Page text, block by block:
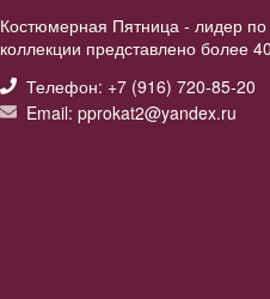
Костюмерная Пятница - лидер
коллекции представлено более
Телефон: +7 (916) 720-85-20
Email: pprokat2@yandex.ru